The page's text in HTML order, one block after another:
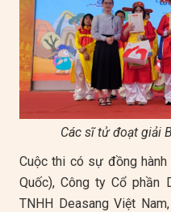
Các sĩ tử đoạt giải
Cuộc thi có sự đồng hành
Quốc), Công ty Cổ phần
TNHH Deasang Việt